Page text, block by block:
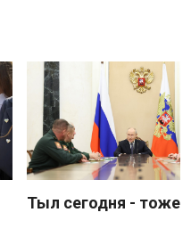
Тыл сегодня - тоже